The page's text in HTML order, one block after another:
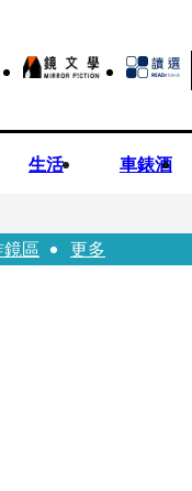
生活 車錶酒
步曝光父親節「披
區 更多